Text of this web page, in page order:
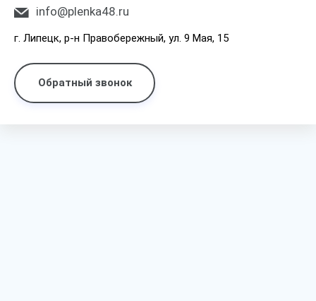
info@plenka48.ru
г. Липецк, р-н Правобережный, ул. 9 Мая, 15
Обратный звонок